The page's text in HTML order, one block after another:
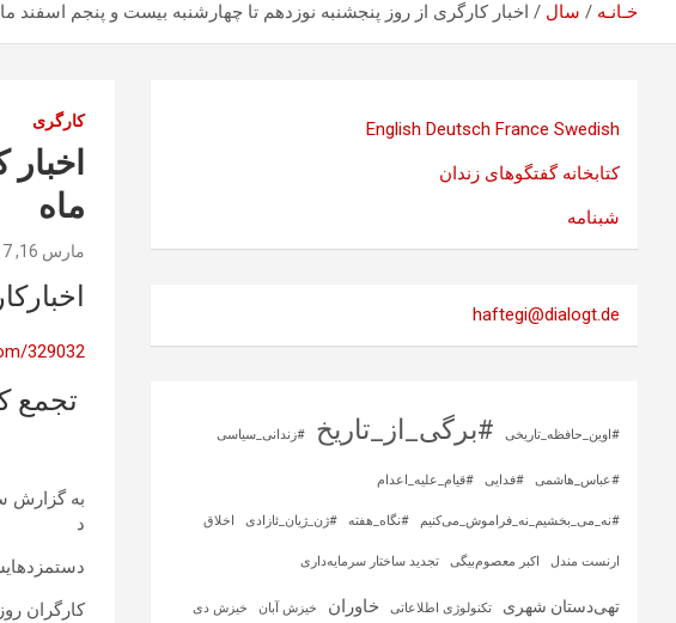
خـانـه سال اخبار کارگری از روز پنجشنبه نوزدهم تا چهارشنبه بیست و پنجم اسفند
کارگری
ماه
مارس 16, 2017
329032
تجمع
د
English Deutsch France Swedish
کتابخانه گفتگوهای زندان
شبنامه
haftegi@dialogt.de
#اوین_حافظه_تاریخی #برگی_از_تاریخ #زندانی_سیاسی
#عباس_هاشمی #فدایی #قیام_علیه_اعدام
#نه_می_بخشیم_نه_فراموش_می‌کنیم #نگاه_هفته #ژن_ژیان_ئازادی اخلاق
ارنست مندل اکبر معصوم‌بیگی تجدید ساختار سرمایه‌داری
تهی‌دستان شهری تکنولوژی اطلاعاتی خاوران خیزش آبان خیزش دی